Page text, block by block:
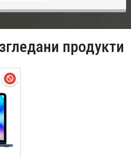
продукти